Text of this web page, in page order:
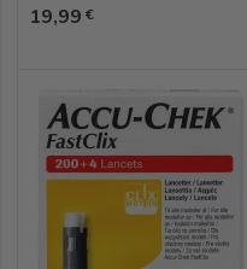
Prix
19,99 €